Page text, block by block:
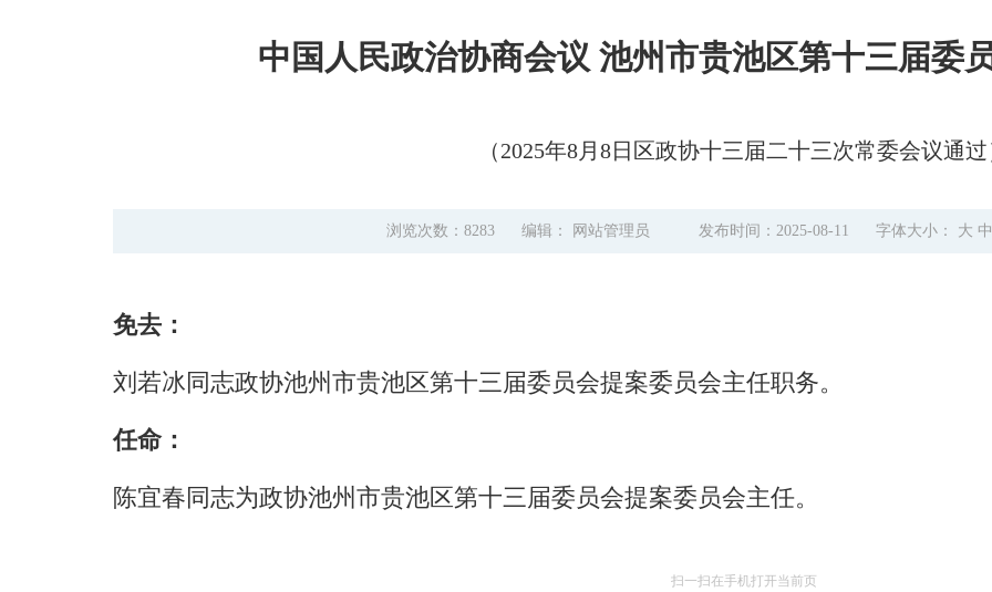
中国人民政治协商会议 池州市贵池区第十三届委
（2025年8月8日区政协十三届二十三次常委会议通过
浏览次数：8283 编辑： 网站管理员 发布时间：2025-08-11 字体大小： 大 中
免去：
刘若冰同志政协池州市贵池区第十三届委员会提案委员会主任职务。
任命：
陈宜春同志为政协池州市贵池区第十三届委员会提案委员会主任。
扫一扫在手机打开当前页